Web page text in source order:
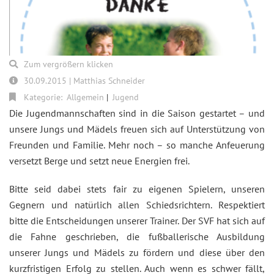
Die Jugendmannschaften sind in die Saison gestartet – und
unsere Jungs und Mädels freuen sich auf Unterstützung von
Freunden und Familie. Mehr noch – so manche Anfeuerung
versetzt Berge und setzt neue Energien frei.
Bitte seid dabei stets fair zu eigenen Spielern, unseren
Gegnern und natürlich allen Schiedsrichtern. Respektiert
bitte die Entscheidungen unserer Trainer. Der SVF hat sich auf
die Fahne geschrieben, die fußballerische Ausbildung
unserer Jungs und Mädels zu fördern und diese über den
kurzfristigen Erfolg zu stellen. Auch wenn es schwer fällt,
Zum vergrößern klicken
30.09.2015 | Matthias Schneider
Kategorie: Allgemein Jugend